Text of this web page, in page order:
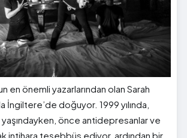
en önemli yazarlarından olan Sarah
İngiltere’de doğuyor. 1999 yılında,
önce antidepresanlar ve
intihara teşebbüs ediyor, ardından bir